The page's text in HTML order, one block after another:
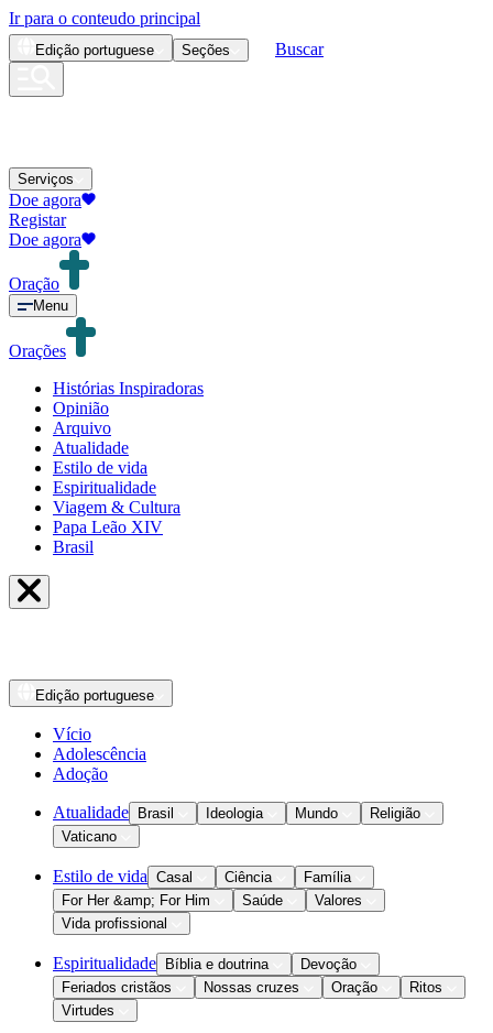
Ir para o conteudo principal
Edição portuguese Seções Buscar
Serviços
Doe agora
Registar
Doe agora
Oração
Menu
Orações
Histórias Inspiradoras
Opinião
Arquivo
Atualidade
Estilo de vida
Espiritualidade
Viagem & Cultura
Papa Leão XIV
Brasil
Edição portuguese
Vício
Adolescência
Adoção
Atualidade Brasil Ideologia Mundo
Religião
Vaticano
Estilo de vida Casal Ciência
Família
For Her &amp; For Him
Saúde
Valores
Vida profissional
Espiritualidade Bíblia e doutrina
Devoção
Feriados cristãos
Nossas cruzes Oração
Ritos
Virtudes